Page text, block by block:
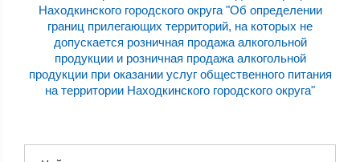
Находкинского городского округа "Об определении
границ прилегающих территорий, на которых не
допускается розничная продажа алкогольной
продукции и розничная продажа алкогольной
продукции при оказании услуг общественного питания
на территории Находкинского городского округа"